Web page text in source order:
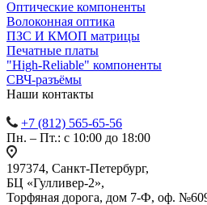
Оптические компоненты
Волоконная оптика
ПЗС И КМОП матрицы
Печатные платы
"High-Reliable" компоненты
СВЧ-разъёмы
Наши контакты
+7 (812) 565-65-56
Пн. – Пт.: с 10:00 до 18:00
197374, Санкт-Петербург,
БЦ «Гулливер-2»,
Торфяная дорога, дом 7-Ф, оф.